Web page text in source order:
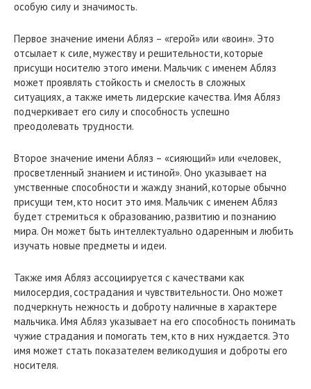
особую силу и значимость.
Первое значение имени Абляз – «герой» или «воин». Это
отсылает к силе, мужеству и решительности, которые
присущи носителю этого имени. Мальчик с именем Абляз
может проявлять стойкость и смелость в сложных
ситуациях, а также иметь лидерские качества. Имя Абляз
подчеркивает его силу и способность успешно
преодолевать трудности.
Второе значение имени Абляз – «сияющий» или «человек,
просветленный знанием и истиной». Оно указывает на
умственные способности и жажду знаний, которые обычно
присущи тем, кто носит это имя. Мальчик с именем Абляз
будет стремиться к образованию, развитию и познанию
мира. Он может быть интеллектуально одаренным и любить
изучать новые предметы и идеи.
Также имя Абляз ассоциируется с качествами как
милосердия, сострадания и чувствительности. Оно может
подчеркнуть нежность и доброту наличные в характере
мальчика. Имя Абляз указывает на его способность понимать
чужие страдания и помогать тем, кто в них нуждается. Это
имя может стать показателем великодушия и доброты его
носителя.